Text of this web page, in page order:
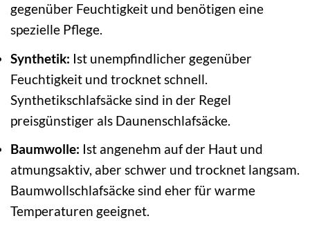
gegenüber Feuchtigkeit und benötigen eine
spezielle Pflege.
Synthetik: Ist unempfindlicher gegenüber
Feuchtigkeit und trocknet schnell.
Synthetikschlafsäcke sind in der Regel
preisgünstiger als Daunenschlafsäcke.
Baumwolle: Ist angenehm auf der Haut und
atmungsaktiv, aber schwer und trocknet langsam.
Baumwollschlafsäcke sind eher für warme
Temperaturen geeignet.